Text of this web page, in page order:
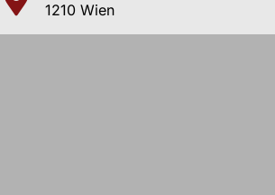
1210 Wien